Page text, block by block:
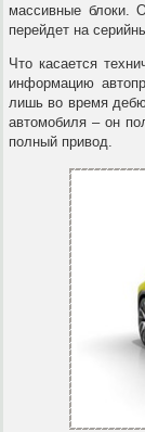
массивные блоки.
перейдет на
Что касается
информацию
лишь во время
автомобиля – он
полный привод.